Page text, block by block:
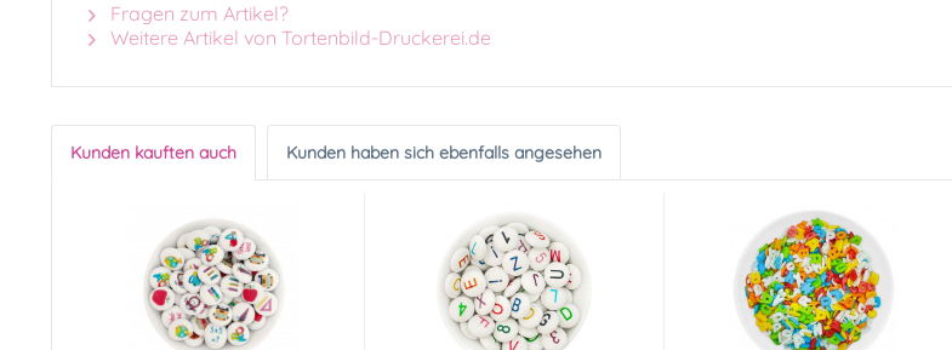
Fragen zum Artikel?
Weitere Artikel von Tortenbild-Druckerei.de
Kunden kauften auch Kunden haben sich ebenfalls angesehen